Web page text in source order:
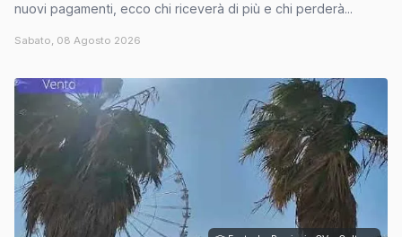
nuovi pagamenti, ecco chi riceverà di più e chi perderà...
Sabato, 08 Agosto 2026